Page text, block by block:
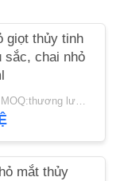
giọt thủy tinh
sắc, chai nhỏ
negotiable MOQ:thương lượng
mắt thủy